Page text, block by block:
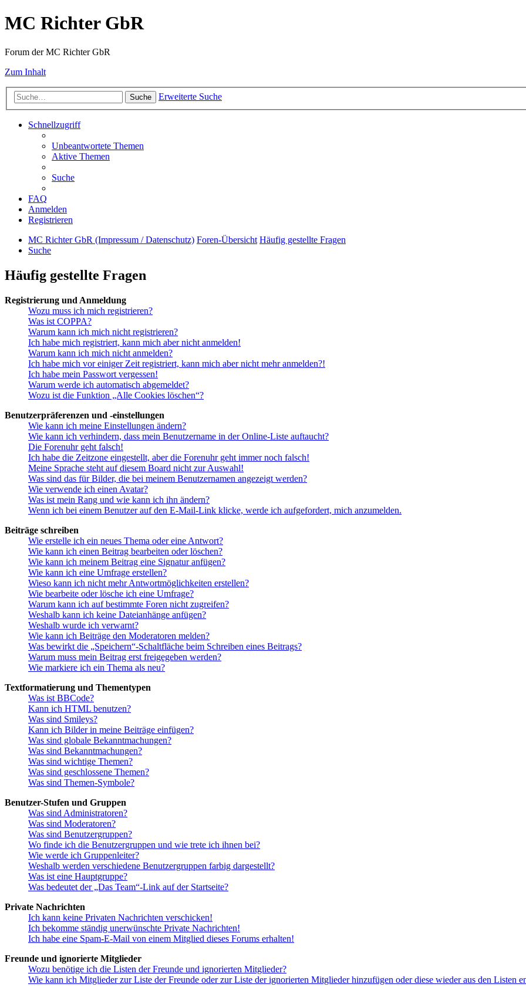
MC Richter GbR
Forum der MC Richter GbR
Zum Inhalt
Suche Erweiterte Suche
Schnellzugriff
Unbeantwortete Themen
Aktive Themen
Suche
FAQ
Anmelden
Registrieren
MC Richter GbR (Impressum / Datenschutz) Foren-Übersicht Häufig gestellte Fragen
Suche
Häufig gestellte Fragen
Registrierung und Anmeldung
Wozu muss ich mich registrieren?
Was ist COPPA?
Warum kann ich mich nicht registrieren?
Ich habe mich registriert, kann mich aber nicht anmelden!
Warum kann ich mich nicht anmelden?
Ich habe mich vor einiger Zeit registriert, kann mich aber nicht mehr anmelden?!
Ich habe mein Passwort vergessen!
Warum werde ich automatisch abgemeldet?
Wozu ist die Funktion „Alle Cookies löschen“?
Benutzerpräferenzen und -einstellungen
Wie kann ich meine Einstellungen ändern?
Wie kann ich verhindern, dass mein Benutzername in der Online-Liste auftaucht?
Die Forenuhr geht falsch!
Ich habe die Zeitzone eingestellt, aber die Forenuhr geht immer noch falsch!
Meine Sprache steht auf diesem Board nicht zur Auswahl!
Was sind das für Bilder, die bei meinem Benutzernamen angezeigt werden?
Wie verwende ich einen Avatar?
Was ist mein Rang und wie kann ich ihn ändern?
Wenn ich bei einem Benutzer auf den E-Mail-Link klicke, werde ich aufgefordert, mich anzumelden.
Beiträge schreiben
Wie erstelle ich ein neues Thema oder eine Antwort?
Wie kann ich einen Beitrag bearbeiten oder löschen?
Wie kann ich meinem Beitrag eine Signatur anfügen?
Wie kann ich eine Umfrage erstellen?
Wieso kann ich nicht mehr Antwortmöglichkeiten erstellen?
Wie bearbeite oder lösche ich eine Umfrage?
Warum kann ich auf bestimmte Foren nicht zugreifen?
Weshalb kann ich keine Dateianhänge anfügen?
Weshalb wurde ich verwarnt?
Wie kann ich Beiträge den Moderatoren melden?
Was bewirkt die „Speichern“-Schaltfläche beim Schreiben eines Beitrags?
Warum muss mein Beitrag erst freigegeben werden?
Wie markiere ich ein Thema als neu?
Textformatierung und Thementypen
Was ist BBCode?
Kann ich HTML benutzen?
Was sind Smileys?
Kann ich Bilder in meine Beiträge einfügen?
Was sind globale Bekanntmachungen?
Was sind Bekanntmachungen?
Was sind wichtige Themen?
Was sind geschlossene Themen?
Was sind Themen-Symbole?
Benutzer-Stufen und Gruppen
Was sind Administratoren?
Was sind Moderatoren?
Was sind Benutzergruppen?
Wo finde ich die Benutzergruppen und wie trete ich ihnen bei?
Wie werde ich Gruppenleiter?
Weshalb werden verschiedene Benutzergruppen farbig dargestellt?
Was ist eine Hauptgruppe?
Was bedeutet der „Das Team“-Link auf der Startseite?
Private Nachrichten
Ich kann keine Privaten Nachrichten verschicken!
Ich bekomme ständig unerwünschte Private Nachrichten!
Ich habe eine Spam-E-Mail von einem Mitglied dieses Forums erhalten!
Freunde und ignorierte Mitglieder
Wozu benötige ich die Listen der Freunde und ignorierten Mitglieder?
Wie kann ich Mitglieder zur Liste der Freunde oder zur Liste der ignorierten Mitglieder hinzufügen oder diese wieder aus den Listen